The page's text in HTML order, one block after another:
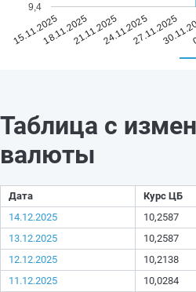
15.11.202518.11.202521.11.202524.11.202527.11.2025
9,4
Таблица с
валюты
Дата
Курс ЦБ
14.12.2025
10,2587
13.12.2025
10,2587
12.12.2025
10,2138
11.12.2025
10,0284